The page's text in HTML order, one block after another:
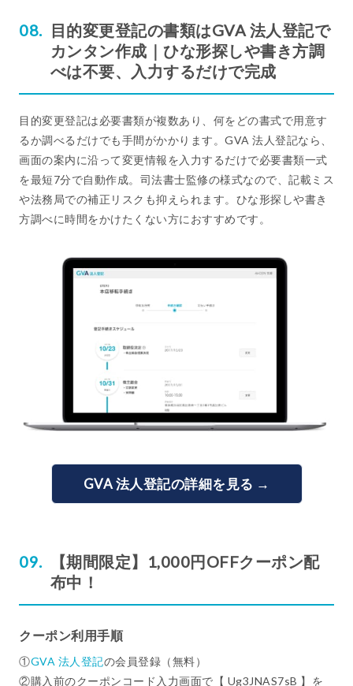
目的変更登記の書類はGVA 法人登記で
カンタン作成｜ひな形探しや書き方調
べは不要、入力するだけで完成
目的変更登記は必要書類が複数あり、何をどの書式で用意す
るか調べるだけでも手間がかかります。GVA 法人登記なら、
画面の案内に沿って変更情報を入力するだけで必要書類一式
を最短7分で自動作成。司法書士監修の様式なので、記載ミス
や法務局での補正リスクも抑えられます。ひな形探しや書き
方調べに時間をかけたくない方におすすめです。
GVA 法人登記の詳細を見る →
【期間限定】1,000円OFFクーポン配
布中！
クーポン利用手順
①GVA 法人登記の会員登録（無料）
②購入前のクーポンコード入力画面で【 Ug3JNAS7sB 】を